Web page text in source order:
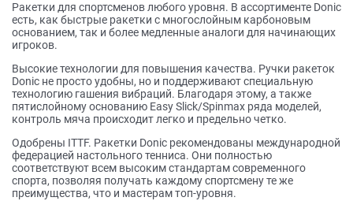
Ракетки для спортсменов любого уровня. В ассортименте Donic
есть, как быстрые ракетки с многослойным карбоновым
основанием, так и более медленные аналоги для начинающих
игроков.
Высокие технологии для повышения качества. Ручки ракеток
Donic не просто удобны, но и поддерживают специальную
технологию гашения вибраций. Благодаря этому, а также
пятислойному основанию Easy Slick/Spinmax ряда моделей,
контроль мяча происходит легко и предельно четко.
Одобрены ITTF. Ракетки Donic рекомендованы международной
федерацией настольного тенниса. Они полностью
соответствуют всем высоким стандартам современного
спорта, позволяя получать каждому спортсмену те же
преимущества, что и мастерам топ-уровня.